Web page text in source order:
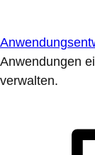
Anwendungen
verwalten.